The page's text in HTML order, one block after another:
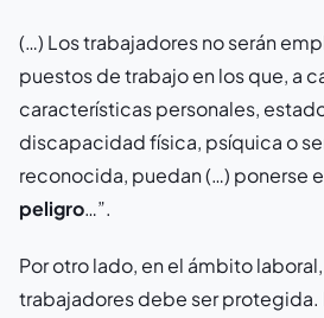
(…) Los trabajadores no serán
puestos de trabajo en los que, a
características personales,
discapacidad física, psíquica o
reconocida, puedan (…) ponerse
peligro…”.
Por otro lado, en el ámbito
trabajadores debe ser